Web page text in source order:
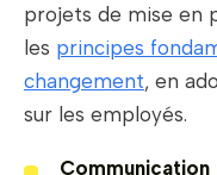
projets de mise en
les principes
changement, en
sur les employés.